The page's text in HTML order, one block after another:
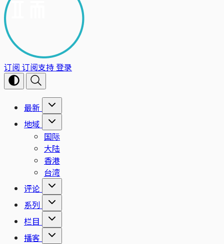
订阅 订阅支持登录
最新
地域
国际
大陆
香港
台湾
评论
系列
栏目
播客